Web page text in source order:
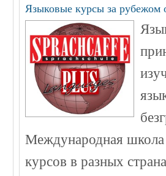
Языковые курсы за рубежом
Международная школа
курсов в разных